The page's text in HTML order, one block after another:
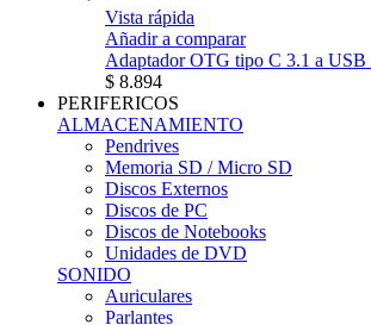
Vista rápida
Añadir a comparar
Adaptador OTG tipo C 3.1 a USB
$ 8.894
PERIFERICOS
ALMACENAMIENTO
Pendrives
Memoria SD / Micro SD
Discos Externos
Discos de PC
Discos de Notebooks
Unidades de DVD
SONIDO
Auriculares
Parlantes